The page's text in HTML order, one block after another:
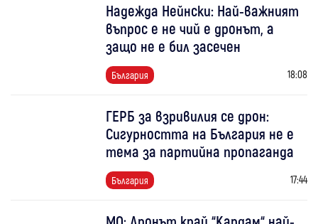
Надежда Нейнски: Най-важният
въпрос е не чий е дронът, а
защо не е бил засечен
България 18:08
ГЕРБ за взривилия се дрон:
Сигурността на България не е
тема за партийна пропаганда
България 17:44